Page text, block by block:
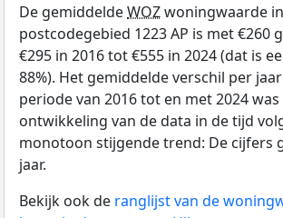
De gemiddeldeWOZwoningwaarde
postcodegebied 1223 AP is met €260
€295 in 2016 tot €555 in 2024 (dat is
88%). Het gemiddelde verschil per
periode van 2016 tot en met 2024 was
ontwikkeling van de data in de tijd
monotoon stijgende trend: De cijfers
jaar.
Bekijk ook de ranglijst van de